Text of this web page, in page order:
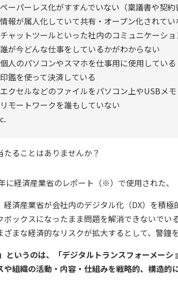
ペーパーレス化がすすんでいない（稟議書や契
情報が属人化していて共有・オープン化されてい
チャットツールといった社内のコミュニケーシ
誰が今どんな仕事をしているかがわからない
個人のパソコンやスマホを仕事用に使用している
印鑑を使って決済している
エクセルなどのファイルをパソコン上やUSBメ
リモートワークを誰もしていない
たることはありませんか？
に経済産業省のレポート（※）で使用された、
経済産業省が会社内のデジタル化（DX）を積
ボックスになったまま問題を解消できないで
ざまな経済的なリスクが拡大するとして、警鐘
」というのは、「デジタルトランスフォーメー
や組織の活動・内容・仕組みを戦略的、構造的